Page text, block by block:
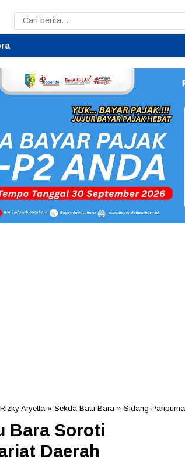
Rizky Aryetta » Sekda Batu Bara » Sidang Paripurna
Bara Soroti
Daerah